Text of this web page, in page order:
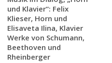
und Klavier“: Felix
Klieser, Horn und
Elisaveta Ilina, Klavier
Werke von Schumann,
Beethoven und
Rheinberger